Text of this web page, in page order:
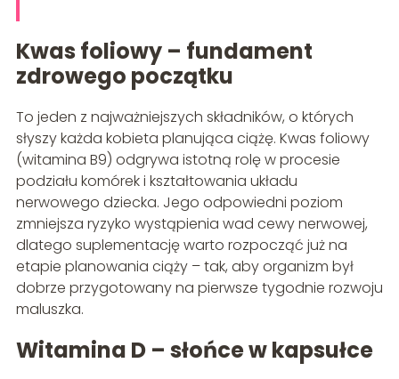
Kwas foliowy – fundament
zdrowego początku
To jeden z najważniejszych składników, o których
słyszy każda kobieta planująca ciążę. Kwas foliowy
(witamina B9) odgrywa istotną rolę w procesie
podziału komórek i kształtowania układu
nerwowego dziecka. Jego odpowiedni poziom
zmniejsza ryzyko wystąpienia wad cewy nerwowej,
dlatego suplementację warto rozpocząć już na
etapie planowania ciąży – tak, aby organizm był
dobrze przygotowany na pierwsze tygodnie rozwoju
maluszka.
Witamina D – słońce w kapsułce